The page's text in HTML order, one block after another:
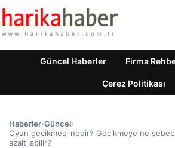
Güncel Haberler Firma
Çerez Politikası
Haberler›Güncel›
Oyun gecikmesi nedir? Gecikmeye ne
azaltılabilir?